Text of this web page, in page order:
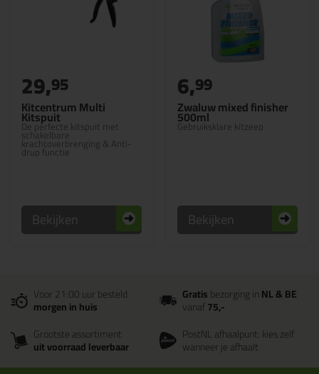
Kitcentrum Multi
Kitspuit
De perfecte kitspuit met
schakelbare
krachtoverbrenging & Anti-
drup functie
29,95
Bekijken
Zwaluw mixed finisher
500ml
Gebruiksklare kitzeep
6,99
Bekijken
Voor 21:00 uur besteld
morgen in huis
Gratisbezorging inNL & BE
vanaf75,-
Grootste assortiment
uit voorraad leverbaar
PostNL afhaalpunt: kies zelf
wanneer je afhaalt